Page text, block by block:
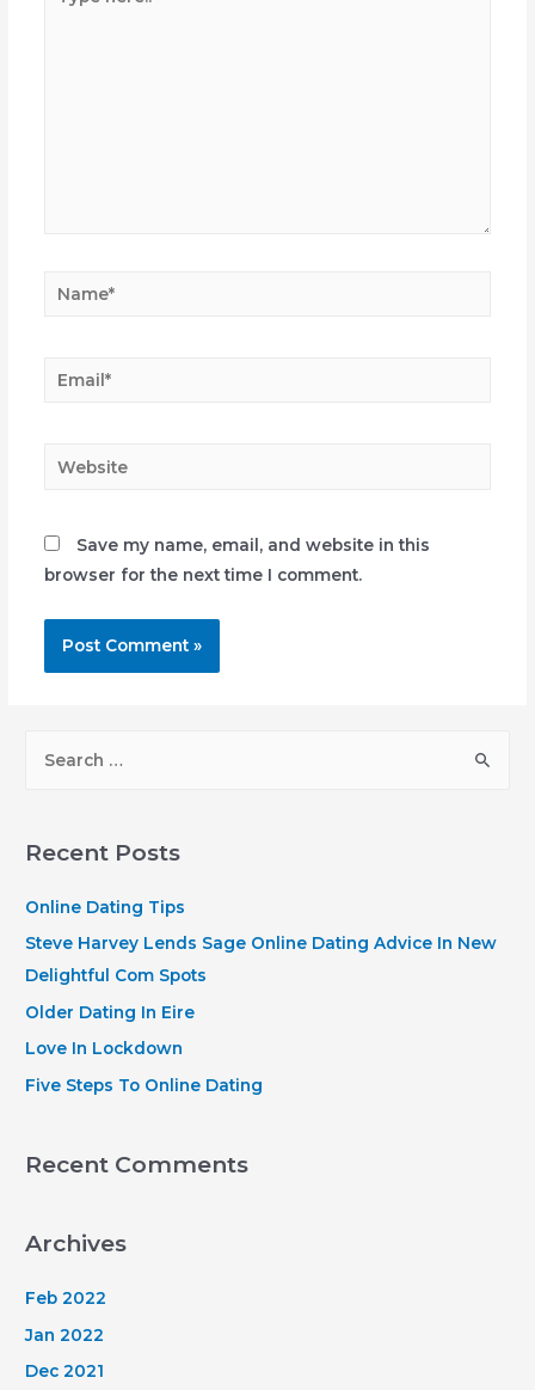
here..
Name*
Email*
Website
Save my name, email, and website in this
browser for the next time I comment.
r
h
f
o
r
Recent Posts
Online Dating Tips
Steve Harvey Lends Sage Online Dating Advice In New
Delightful Com Spots
Older Dating In Eire
Love In Lockdown
Five Steps To Online Dating
Recent Comments
Archives
Feb 2022
Jan 2022
Dec 2021